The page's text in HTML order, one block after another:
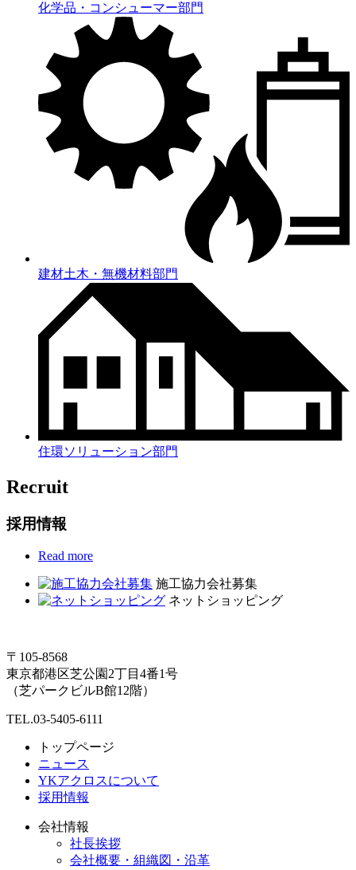
化学品・コンシューマー部門
建材土木・無機材料部門
住環ソリューション部門
Recruit
採用情報
Read more
施工協力会社募集
ネットショッピング
〒105-8568
東京都港区芝公園2丁目4番1号
（芝パークビルB館12階）
TEL.03-5405-6111
トップページ
ニュース
YKアクロスについて
採用情報
会社情報
社長挨拶
会社概要・組織図・沿革